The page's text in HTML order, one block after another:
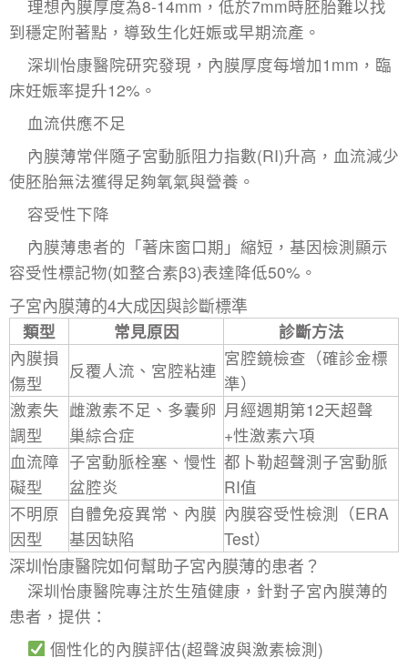
理想內膜厚度為8-14mm，低於7mm時胚胎難以找
到穩定附著點，導致生化妊娠或早期流產。
深圳怡康醫院研究發現，內膜厚度每增加1mm，臨
床妊娠率提升12%。
血流供應不足
內膜薄常伴隨子宮動脈阻力指數(RI)升高，血流減少
使胚胎無法獲得足夠氧氣與營養。
容受性下降
內膜薄患者的「著床窗口期」縮短，基因檢測顯示
容受性標記物(如整合素β3)表達降低50%。
子宮內膜薄的4大成因與診斷標準
類型 常見原因
診斷方法
內膜損
傷型
反覆人流、宮腔粘連
宮腔鏡檢查（確診金標
準）
激素失
調型
雌激素不足、多囊卵
巢綜合症
月經週期第12天超聲
+性激素六項
血流障
礙型
子宮動脈栓塞、慢性
盆腔炎
都卜勒超聲測子宮動脈
RI值
不明原
因型
自體免疫異常、內膜
基因缺陷
內膜容受性檢測（ERA
Test）
深圳怡康醫院如何幫助子宮內膜薄的患者？
深圳怡康醫院專注於生殖健康，針對子宮內膜薄的
患者，提供：
個性化的內膜評估(超聲波與激素檢測)